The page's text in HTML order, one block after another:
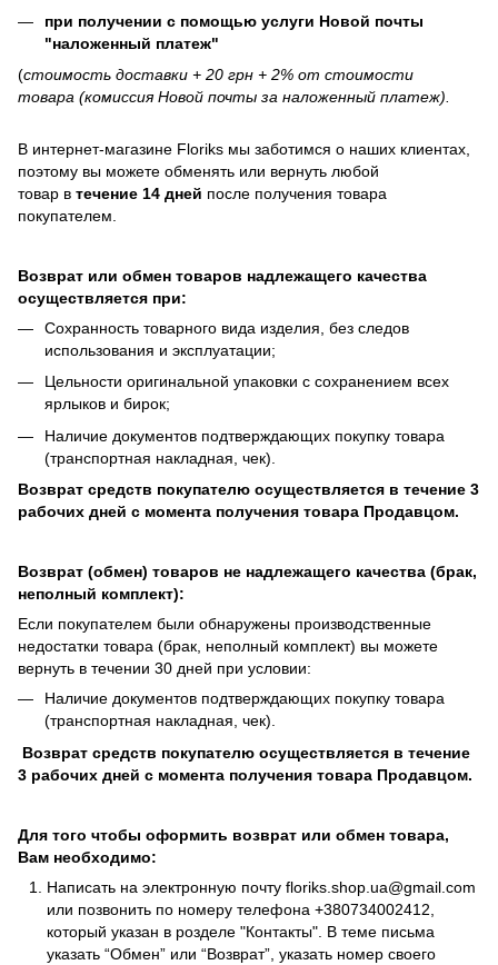
при получении с помощью услуги Новой почты
"наложенный платеж"
(стоимость доставки + 20 грн + 2% от стоимости
товара (комиссия Новой почты за наложенный платеж).
В интернет-магазине Floriks мы заботимся о наших клиентах,
поэтому вы можете обменять или вернуть любой
товар в течение 14 дней после получения товара
покупателем.
Возврат или обмен товаров надлежащего качества
осуществляется при:
Сохранность товарного вида изделия, без следов
использования и эксплуатации;
Цельности оригинальной упаковки с сохранением всех
ярлыков и бирок;
Наличие документов подтверждающих покупку товара
(транспортная накладная, чек).
Возврат средств покупателю осуществляется в течение 3
рабочих дней с момента получения товара Продавцом.
Возврат (обмен) товаров не надлежащего качества (брак,
неполный комплект):
Если покупателем были обнаружены производственные
недостатки товара (брак, неполный комплект) вы можете
вернуть в течении 30 дней при условии:
Наличие документов подтверждающих покупку товара
(транспортная накладная, чек).
Возврат средств покупателю осуществляется в течение
3 рабочих дней с момента получения товара Продавцом.
Для того чтобы оформить возврат или обмен товара,
Вам необходимо:
Написать на электронную почту floriks.shop.ua@gmail.com
или позвонить по номеру телефона +380734002412
который указан в розделе "Контакты" . В теме письма
указать “Обмен” или “Возврат”, указать номер своего